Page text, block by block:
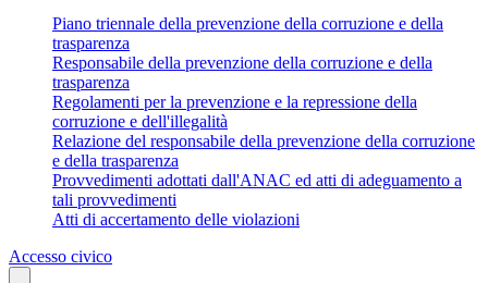
Piano triennale della prevenzione della corruzione e della
trasparenza
Responsabile della prevenzione della corruzione e della
trasparenza
Regolamenti per la prevenzione e la repressione della
corruzione e dell'illegalità
Relazione del responsabile della prevenzione della corruzione
e della trasparenza
Provvedimenti adottati dall'ANAC ed atti di adeguamento a
tali provvedimenti
Atti di accertamento delle violazioni
Accesso civico